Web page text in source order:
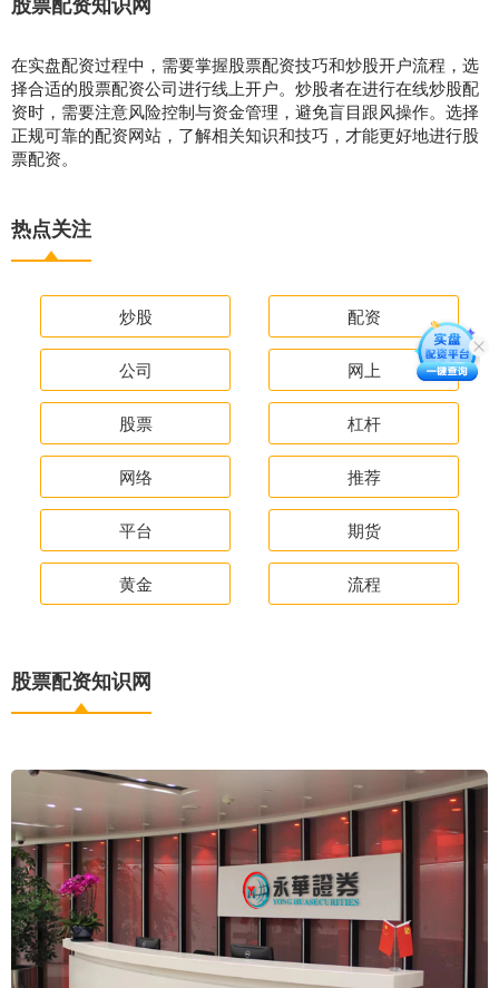
在实盘配资过程中，需要掌握股票配资技巧和炒股开户流程，选
择合适的股票配资公司进行线上开户。炒股者在进行在线炒股配
资时，需要注意风险控制与资金管理，避免盲目跟风操作。选择
正规可靠的配资网站，了解相关知识和技巧，才能更好地进行股
票配资。
热点关注
炒股 配资
公司 网上
股票 杠杆
网络 推荐
平台 期货
黄金 流程
股票配资知识网